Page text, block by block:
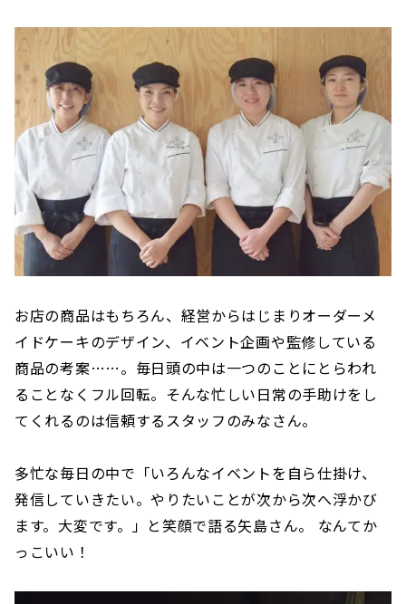
お店の商品はもちろん、経営からはじまりオーダーメ
イドケーキのデザイン、イベント企画や監修している
商品の考案……。毎日頭の中は一つのことにとらわれ
ることなくフル回転。そんな忙しい日常の手助けをし
てくれるのは信頼するスタッフのみなさん。
多忙な毎日の中で「いろんなイベントを自ら仕掛け、
発信していきたい。やりたいことが次から次へ浮かび
ます。大変です。」と笑顔で語る矢島さん。 なんてか
っこいい！